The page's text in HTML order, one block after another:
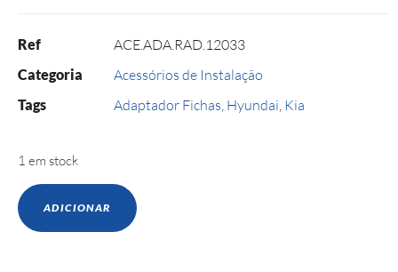
Ref ACE.ADA.RAD.12033
Categoria Acessórios de Instalação
Tags Adaptador Fichas, Hyundai, Kia
1 em stock
ADICIONAR